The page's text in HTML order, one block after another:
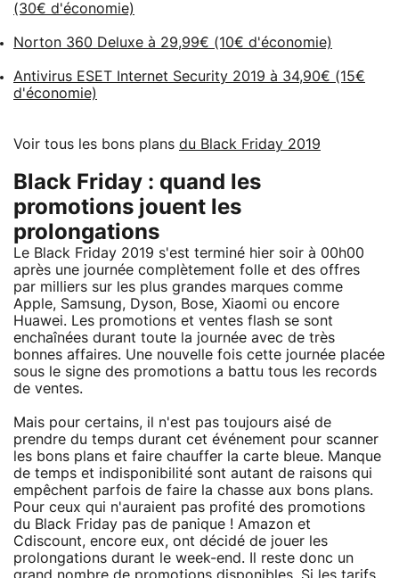
(30€ d'économie)
Norton 360 Deluxe à 29,99€ (10€ d'économie)
Antivirus ESET Internet Security 2019 à 34,90€ (15€
d'économie)
Voir tous les bons plans du Black Friday 2019
Black Friday : quand les
promotions jouent les
prolongations
Le Black Friday 2019 s'est terminé hier soir à 00h00
après une journée complètement folle et des offres
par milliers sur les plus grandes marques comme
Apple, Samsung, Dyson, Bose, Xiaomi ou encore
Huawei. Les promotions et ventes flash se sont
enchaînées durant toute la journée avec de très
bonnes affaires. Une nouvelle fois cette journée placée
sous le signe des promotions a battu tous les records
de ventes.
Mais pour certains, il n'est pas toujours aisé de
prendre du temps durant cet événement pour scanner
les bons plans et faire chauffer la carte bleue. Manque
de temps et indisponibilité sont autant de raisons qui
empêchent parfois de faire la chasse aux bons plans.
Pour ceux qui n'auraient pas profité des promotions
du Black Friday pas de panique ! Amazon et
Cdiscount, encore eux, ont décidé de jouer les
prolongations durant le week-end. Il reste donc un
grand nombre de promotions disponibles. Si les tarifs